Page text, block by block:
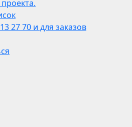
27 70 и для заказов